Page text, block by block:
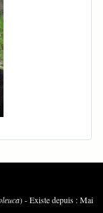
) - Existe depuis : Mai